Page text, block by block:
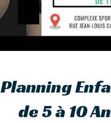
Planning
de 5 à 10